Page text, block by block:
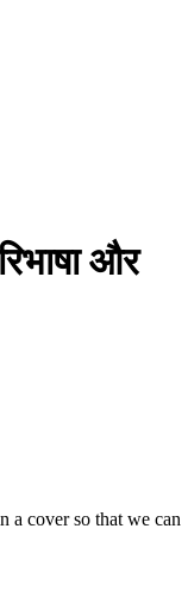
और
a cover so that we can